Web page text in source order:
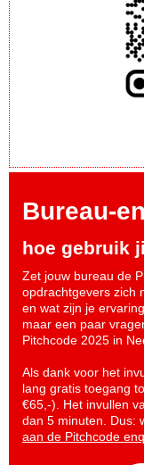
Bureau-
hoe gebruik
Zet jouw bureau de
opdrachtgevers zich
en wat zijn je
maar een paar
Pitchcode 2025 in
Als dank voor het
lang gratis toegang
€65,-). Het invullen
dan 5 minuten. Dus:
aan de Pitchcode